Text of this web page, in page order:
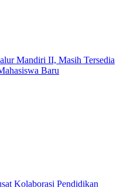
Mandiri II, Masih Tersedia
Baru
Kolaborasi Pendidikan